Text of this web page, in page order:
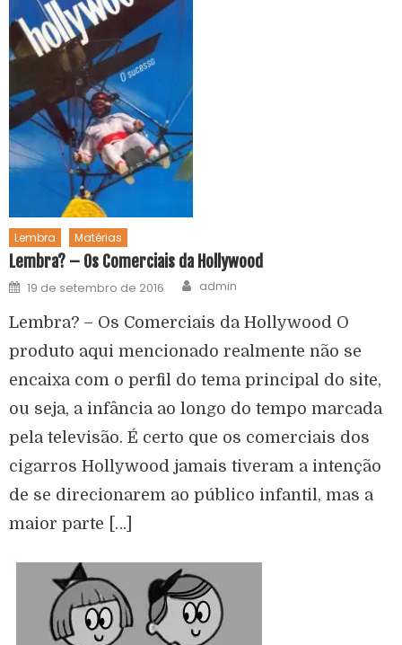
Lembra Matérias
Lembra? – Os Comerciais da Hollywood
19 de setembro de 2016 admin
Lembra? – Os Comerciais da Hollywood O
produto aqui mencionado realmente não se
encaixa com o perfil do tema principal do site,
ou seja, a infância ao longo do tempo marcada
pela televisão. É certo que os comerciais dos
cigarros Hollywood jamais tiveram a intenção
de se direcionarem ao público infantil, mas a
maior parte […]